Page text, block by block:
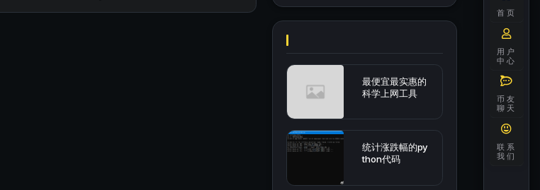
最便宜最实惠的
科学上网工具
统计涨跌幅的py
thon代码
首页
用户
中心
币友
聊天
联系
我们